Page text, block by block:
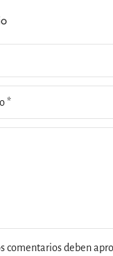
*
comentarios deben